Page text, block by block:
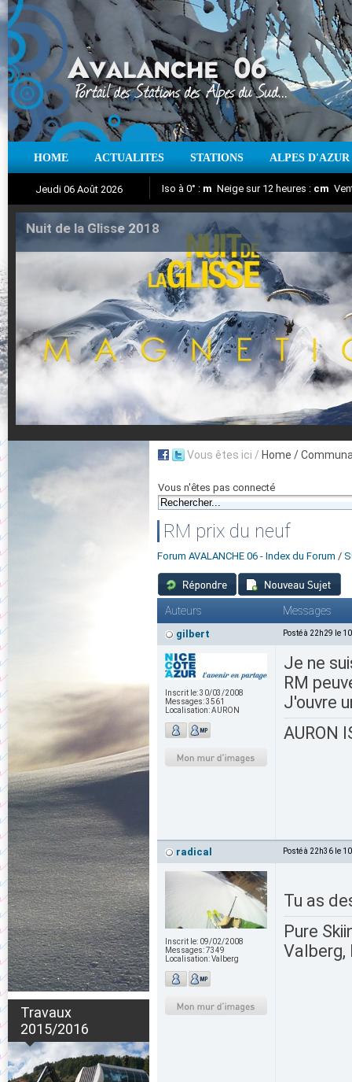
HOME ACTUALITES STATIONS ALPES D'AZUR
Jeudi 06 Août 2026
Aujourd'hui : T° Min : °C T° Max :°C
Iso à 0° : m Neige sur 12 heures : cm
Suivez en direct l'actualité des stations
Nuit de la Glisse 2018
Travaux
2015/2016
Vous êtes ici / Home /
Vous n'êtes pas connecté
RM prix du neuf
Forum AVALANCHE 06 - Index du Forum /
Auteurs Messages
gilbert Posté à 22h29 le
Inscrit le:30/03/2008
Messages:3561
Localisation:AURON
Je ne
RM
J'ouvre
AURON
radical Posté à 22h36 le
Inscrit le: 09/02/2008
Messages:7349
Localisation:Valberg
Tu as
Pure
Valberg,